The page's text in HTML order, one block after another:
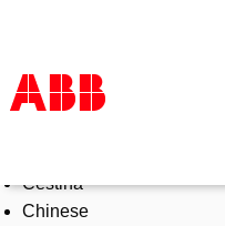
Products & Solutions
Industries
Čeština
Chinese